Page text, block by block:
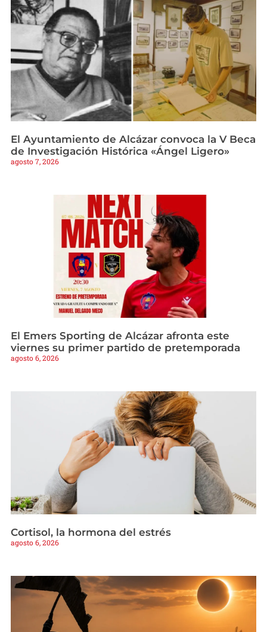
El Ayuntamiento de Alcázar convoca la V Beca
de Investigación Histórica «Ángel Ligero»
agosto 7, 2026
El Emers Sporting de Alcázar afronta este
viernes su primer partido de pretemporada
agosto 6, 2026
Cortisol, la hormona del estrés
agosto 6, 2026